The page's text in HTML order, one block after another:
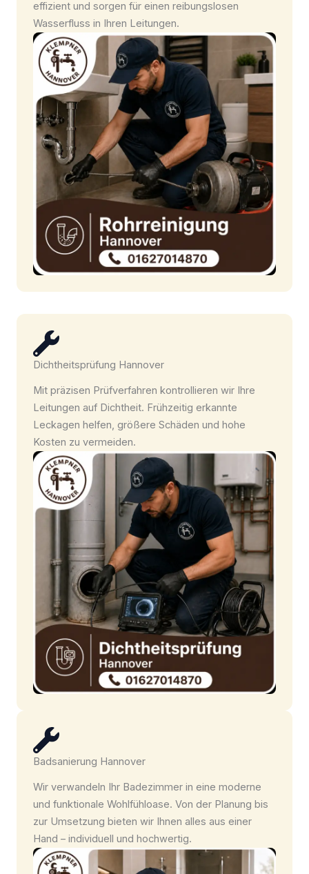
effizient und sorgen für einen reibungslosen
Wasserfluss in Ihren Leitungen.
Dichtheitsprüfung Hannover
Mit präzisen Prüfverfahren kontrollieren wir Ihre
Leitungen auf Dichtheit. Frühzeitig erkannte
Leckagen helfen, größere Schäden und hohe
Kosten zu vermeiden.
Badsanierung Hannover
Wir verwandeln Ihr Badezimmer in eine moderne
und funktionale Wohlfühloase. Von der Planung bis
zur Umsetzung bieten wir Ihnen alles aus einer
Hand – individuell und hochwertig.